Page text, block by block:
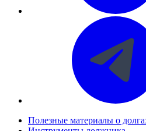
Полезные материалы о